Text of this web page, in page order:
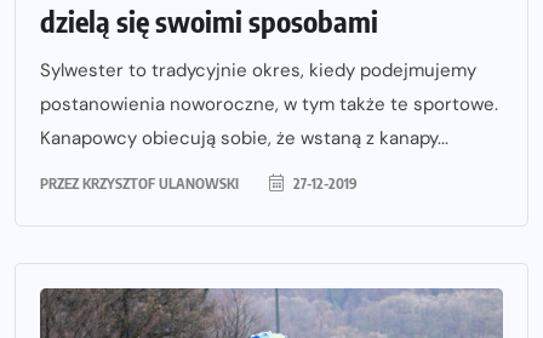
dzielą się swoimi sposobami
Sylwester to tradycyjnie okres, kiedy podejmujemy
postanowienia noworoczne, w tym także te sportowe.
Kanapowcy obiecują sobie, że wstaną z kanapy...
PRZEZ KRZYSZTOF ULANOWSKI 27-12-2019